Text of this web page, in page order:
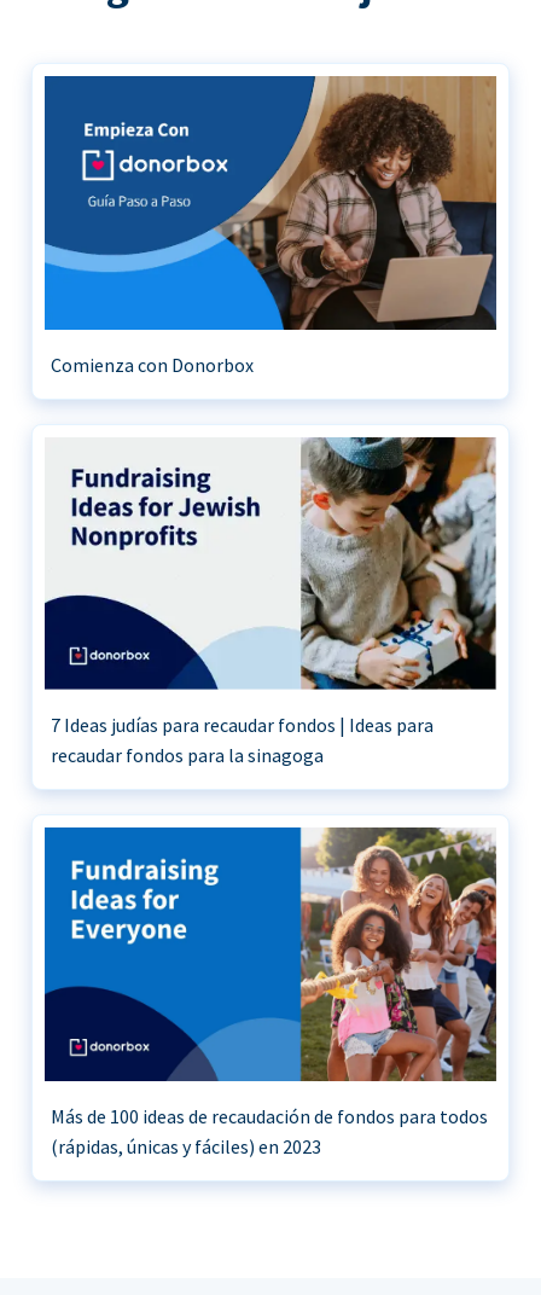
Comienza con Donorbox
7 Ideas judías para recaudar fondos | Ideas para
recaudar fondos para la sinagoga
Más de 100 ideas de recaudación de fondos para todos
(rápidas, únicas y fáciles) en 2023